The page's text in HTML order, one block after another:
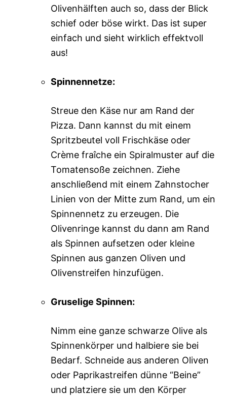
Olivenhälften auch so, dass der Blick
schief oder böse wirkt. Das ist super
einfach und sieht wirklich effektvoll
aus!
Spinnennetze:
Streue den Käse nur am Rand der
Pizza. Dann kannst du mit einem
Spritzbeutel voll Frischkäse oder
Crème fraîche ein Spiralmuster auf die
Tomatensoße zeichnen. Ziehe
anschließend mit einem Zahnstocher
Linien von der Mitte zum Rand, um ein
Spinnennetz zu erzeugen. Die
Olivenringe kannst du dann am Rand
als Spinnen aufsetzen oder kleine
Spinnen aus ganzen Oliven und
Olivenstreifen hinzufügen.
Gruselige Spinnen:
Nimm eine ganze schwarze Olive als
Spinnenkörper und halbiere sie bei
Bedarf. Schneide aus anderen Oliven
oder Paprikastreifen dünne “Beine”
und platziere sie um den Körper